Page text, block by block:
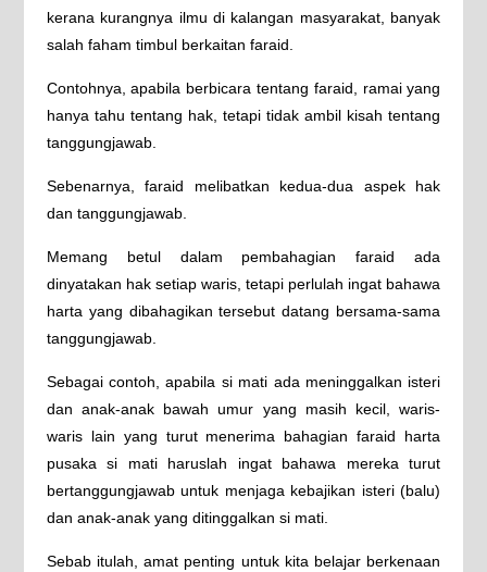
kerana kurangnya ilmu di kalangan masyarakat, banyak
salah faham timbul berkaitan faraid.
Contohnya, apabila berbicara tentang faraid, ramai yang
hanya tahu tentang hak, tetapi tidak ambil kisah tentang
tanggungjawab.
Sebenarnya, faraid melibatkan kedua-dua aspek hak
dan tanggungjawab.
Memang betul dalam pembahagian faraid ada
dinyatakan hak setiap waris, tetapi perlulah ingat bahawa
harta yang dibahagikan tersebut datang bersama-sama
tanggungjawab.
Sebagai contoh, apabila si mati ada meninggalkan isteri
dan anak-anak bawah umur yang masih kecil, waris-
waris lain yang turut menerima bahagian faraid harta
pusaka si mati haruslah ingat bahawa mereka turut
bertanggungjawab untuk menjaga kebajikan isteri (balu)
dan anak-anak yang ditinggalkan si mati.
Sebab itulah, amat penting untuk kita belajar berkenaan